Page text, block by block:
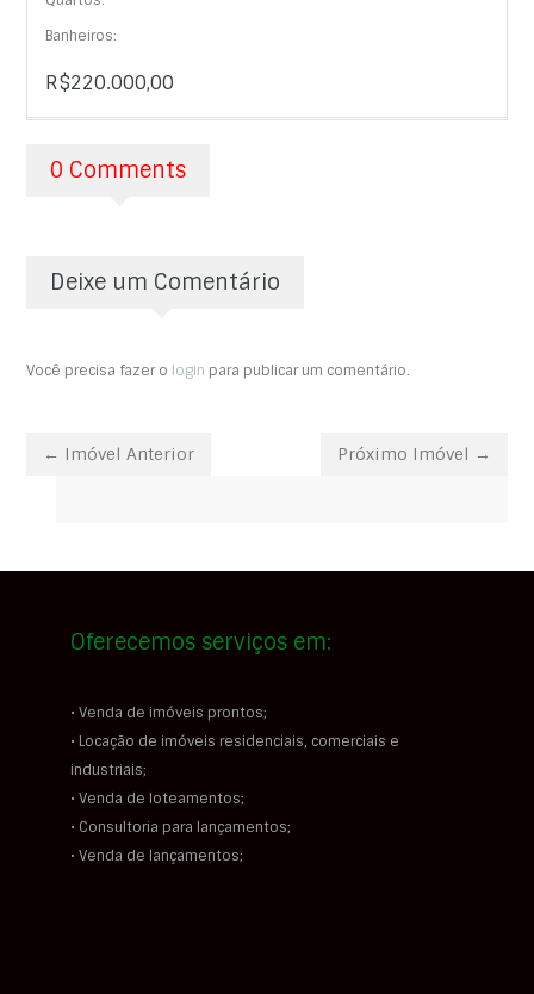
Banheiros:
R$220.000,00
0 Comments
Deixe um Comentário
Você precisa fazer o login para publicar um comentário.
← Imóvel Anterior Próximo Imóvel →
Oferecemos serviços em:
• Venda de imóveis prontos;
• Locação de imóveis residenciais, comerciais e
industriais;
• Venda de loteamentos;
• Consultoria para lançamentos;
• Venda de lançamentos;